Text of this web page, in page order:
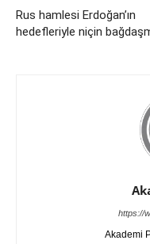
Rus hamlesi Erdoğan’ın
hedefleriyle niçin
https://
Akademi